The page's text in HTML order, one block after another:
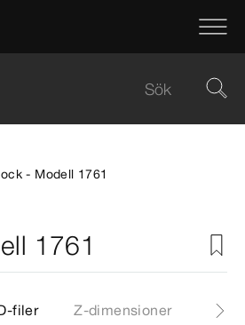
- Modell 1761
1761
filer Z-dimensioner